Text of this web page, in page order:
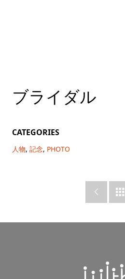
ブライダル
CATEGORIES
人物, 記念, PHOTO
 